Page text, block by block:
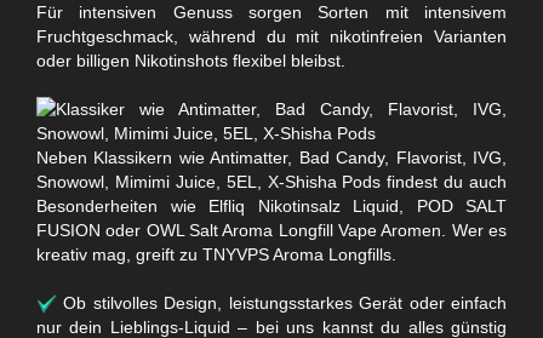
Für intensiven Genuss sorgen Sorten mit intensivem
Fruchtgeschmack, während du mit nikotinfreien Varianten
oder billigen Nikotinshots flexibel bleibst.
Neben Klassikern wie Antimatter, Bad Candy, Flavorist, IVG,
Snowowl, Mimimi Juice, 5EL, X-Shisha Pods findest du auch
Besonderheiten wie Elfliq Nikotinsalz Liquid, POD SALT
FUSION oder OWL Salt Aroma Longfill Vape Aromen. Wer es
kreativ mag, greift zu TNYVPS Aroma Longfills.
Ob stilvolles Design, leistungsstarkes Gerät oder einfach
nur dein Lieblings-Liquid – bei uns kannst du alles günstig